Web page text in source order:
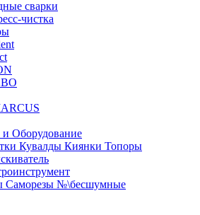
сварки
чистка
Оборудование
Кувалды Киянки Топоры
Саморезы №\бесшумные